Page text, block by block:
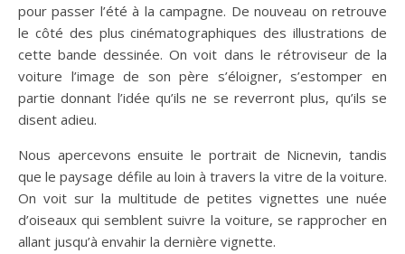
pour passer l’été à la campagne. De nouveau on retrouve
le côté des plus cinématographiques des illustrations de
cette bande dessinée. On voit dans le rétroviseur de la
voiture l’image de son père s’éloigner, s’estomper en
partie donnant l’idée qu’ils ne se reverront plus, qu’ils se
disent adieu.
Nous apercevons ensuite le portrait de Nicnevin, tandis
que le paysage défile au loin à travers la vitre de la voiture.
On voit sur la multitude de petites vignettes une nuée
d’oiseaux qui semblent suivre la voiture, se rapprocher en
allant jusqu’à envahir la dernière vignette.